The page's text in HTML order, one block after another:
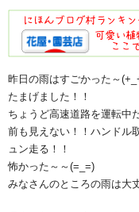
昨日の雨はすごかった～
たまげました！！
ちょうど高速道路を運転中
前も見えない！！ハンドル
ュン走る！！
怖かった～～(=_=)
みなさんのところの雨は大